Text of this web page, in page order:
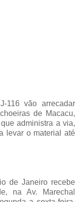
116 vão arrecadar
de Macacu,
administra a via,
levar o material até
de Janeiro recebe
na Av. Marechal